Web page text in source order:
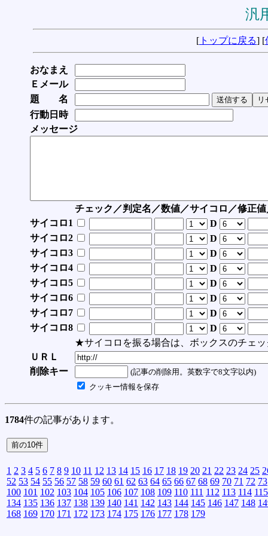
汎
[ トップに戻る] [
おなまえ
Ｅメール
題 名
行動日時
メッセージ
チェック／判定名／数値／サイコロ／修正
サイコロ1
D
サイコロ2
D
サイコロ3
D
サイコロ4
D
サイコロ5
D
サイコロ6
D
サイコロ7
D
サイコロ8
D
★サイコロを振る場合は、ボックスのチェッ
ＵＲＬ
削除キー
(記事の削除用。英数字で8文字以内)
クッキー情報を保存
1784件の記事があります。
1 2 3 4 5 6 7 8 9 10 11 12 13 14 15 16 17 18 19 20 21 22 23 24 25
52 53 54 55 56 57 58 59 60 61 62 63 64 65 66 67 68 69 70 71 72 73
100 101 102 103 104 105 106 107 108 109 110 111 112 113 114 115
134 135 136 137 138 139 140 141 142 143 144 145 146 147 148
168 169 170 171 172 173 174 175 176 177 178 179